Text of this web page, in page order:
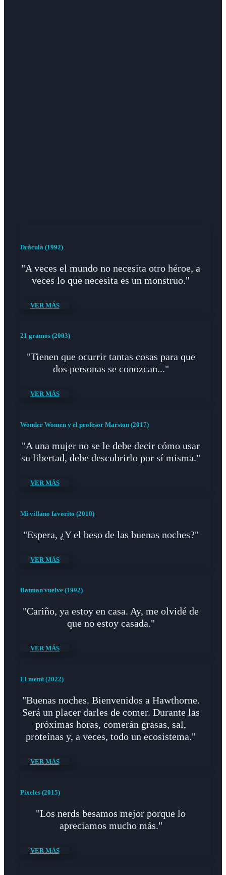
Drácula (1992)
"A veces el mundo no necesita otro héroe, a
veces lo que necesita es un monstruo."
VER MÁS
21 gramos (2003)
"Tienen que ocurrir tantas cosas para que
dos personas se conozcan..."
VER MÁS
Wonder Women y el profesor Marston (2017)
"A una mujer no se le debe decir cómo usar
su libertad, debe descubrirlo por sí misma."
VER MÁS
Mi villano favorito (2010)
"Espera, ¿Y el beso de las buenas noches?"
VER MÁS
Batman vuelve (1992)
"Cariño, ya estoy en casa. Ay, me olvidé de
que no estoy casada."
VER MÁS
El menú (2022)
"Buenas noches. Bienvenidos a Hawthorne.
Será un placer darles de comer. Durante las
próximas horas, comerán grasas, sal,
proteínas y, a veces, todo un ecosistema."
VER MÁS
Pixeles (2015)
"Los nerds besamos mejor porque lo
apreciamos mucho más."
VER MÁS